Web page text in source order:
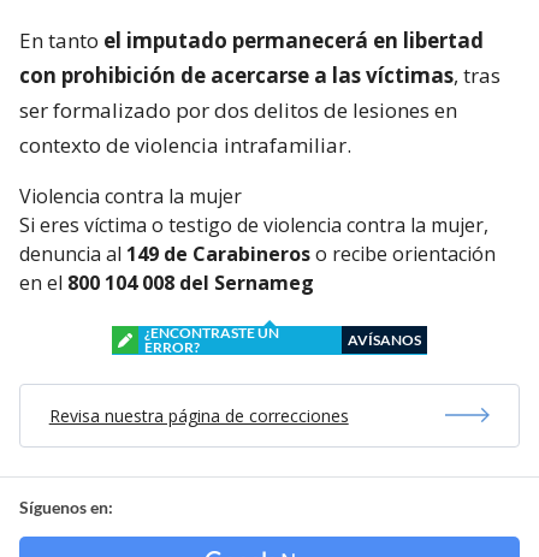
En tanto el imputado permanecerá en libertad
con prohibición de acercarse a las víctimas, tras
ser formalizado por dos delitos de lesiones en
contexto de violencia intrafamiliar.
Violencia contra la mujer
Si eres víctima o testigo de violencia contra la mujer,
denuncia al 149 de Carabineroso recibe orientación
en el 800 104 008 del Sernameg
¿ENCONTRASTE UN
ERROR?
AVÍSANOS
Revisa nuestra página de correcciones
Síguenos en: